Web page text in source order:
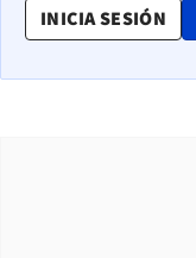
INICIA SESIÓN